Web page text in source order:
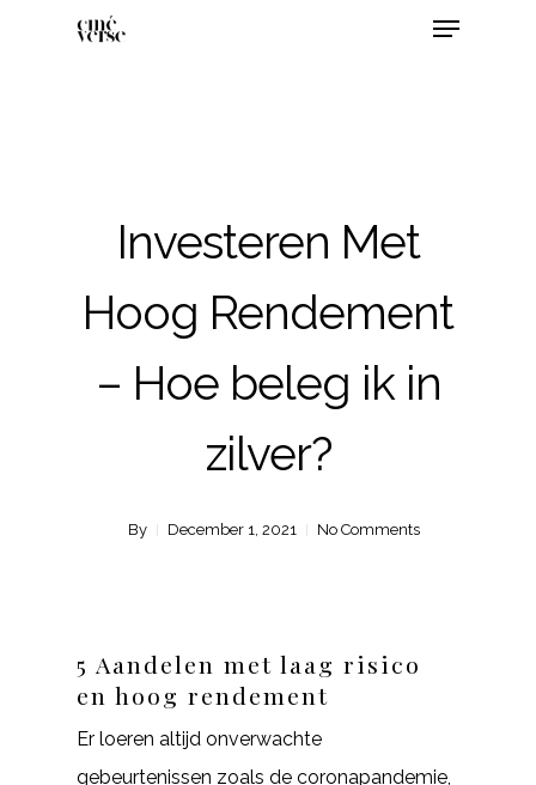
Investeren Met
Hoog Rendement
– Hoe beleg ik in
zilver?
By December 1, 2021 No Comments
5 Aandelen met laag risico
en hoog rendement
Er loeren altijd onverwachte
gebeurtenissen zoals de coronapandemie,